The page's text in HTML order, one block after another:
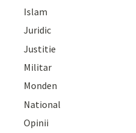
Islam
Juridic
Justitie
Militar
Monden
National
Opinii